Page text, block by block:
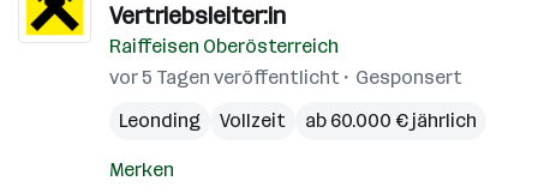
Vertriebsleiter:in
Raiffeisen Oberösterreich
vor 5 Tagen veröffentlicht
Gesponsert
Leonding
Vollzeit ab 60.000 € jährlich
Merken